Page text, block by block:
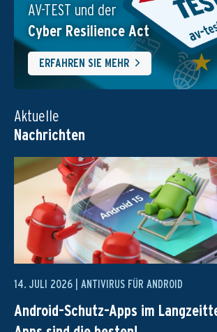
AV-TEST und der
Cyber Resilience Act
ERFAHREN SIE MEHR
Aktuelle
Nachrichten
14. JULI 2026 | ANTIVIRUS FÜR ANDROID
Android-Schutz-Apps im